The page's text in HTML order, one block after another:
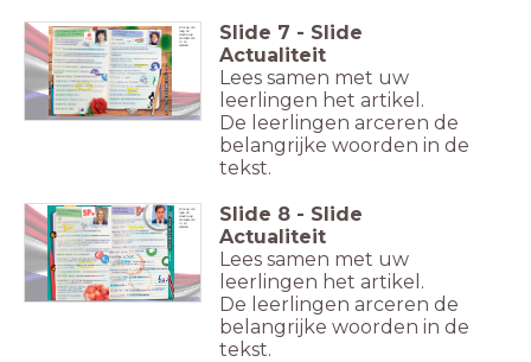
Klik op de
loep en
daarna op
de tekst om
in te
zoomen.
Slide 7 - Slide
Actualiteit
Lees samen met uw
leerlingen het artikel.
De leerlingen arceren de
belangrijke woorden in de
tekst.
Klik op de
loep en
daarna op
de tekst om
in te
zoomen.
Slide 8 - Slide
Actualiteit
Lees samen met uw
leerlingen het artikel.
De leerlingen arceren de
belangrijke woorden in de
tekst.